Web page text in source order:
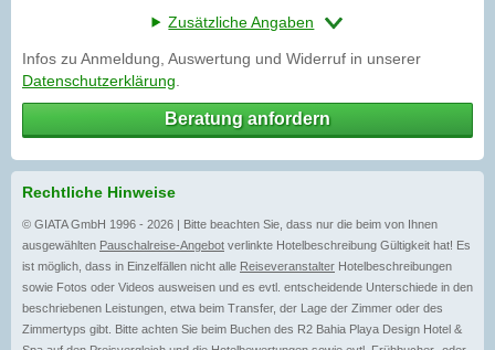
Zusätzliche Angaben
Infos zu Anmeldung, Auswertung und Widerruf in unserer
Datenschutzerklärung
Beratung anfordern
Rechtliche Hinweise
© GIATA GmbH 1996 - 2026 | Bitte beachten Sie, dass nur die beim von Ihnen
ausgewählten Pauschalreise-Angebot verlinkte Hotelbeschreibung Gültigkeit hat! Es
ist möglich, dass in Einzelfällen nicht alle Reiseveranstalter Hotelbeschreibungen
sowie Fotos oder Videos ausweisen und es evtl. entscheidende Unterschiede in den
beschriebenen Leistungen, etwa beim Transfer, der Lage der Zimmer oder des
Zimmertyps gibt. Bitte achten Sie beim Buchen des R2 Bahia Playa Design Hotel &